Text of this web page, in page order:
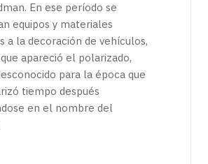
En ese período se
equipos y materiales
a la decoración de vehículos,
apareció el polarizado,
para la época que
tiempo después
en el nombre del